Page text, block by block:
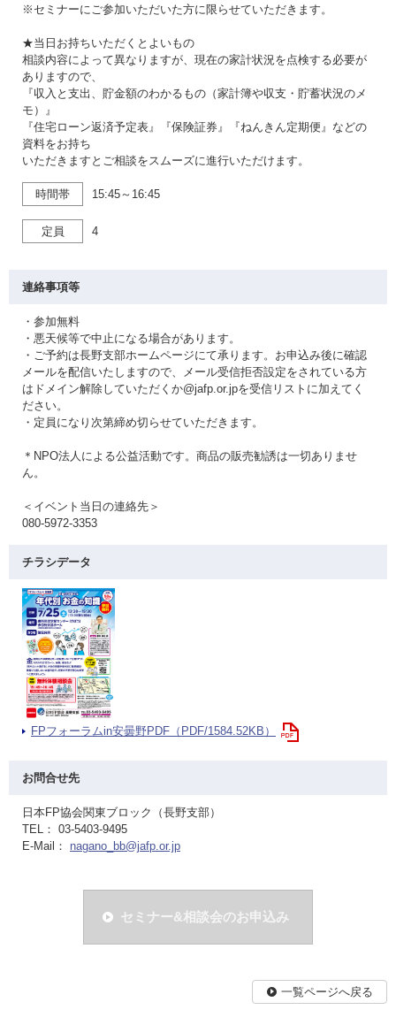
※セミナーにご参加いただいた方に限らせていただきます。
★当日お持ちいただくとよいもの
相談内容によって異なりますが、現在の家計状況を点検する必要が
ありますので、
『収入と支出、貯金額のわかるもの（家計簿や収支・貯蓄状況のメ
モ）』
『住宅ローン返済予定表』『保険証券』『ねんきん定期便』などの
資料をお持ち
いただきますとご相談をスムーズに進行いただけます。
時間帯 15:45～16:45
定員 4
連絡事項等
・参加無料
・悪天候等で中止になる場合があります。
・ご予約は長野支部ホームページにて承ります。お申込み後に確認
メールを配信いたしますので、メール受信拒否設定をされている方
はドメイン解除していただくか@jafp.or.jpを受信リストに加えてく
ださい。
・定員になり次第締め切らせていただきます。
＊NPO法人による公益活動です。商品の販売勧誘は一切ありませ
ん。
＜イベント当日の連絡先＞
080-5972-3353
チラシデータ
FPフォーラムin安曇野PDF（PDF/1584.52KB）
お問合せ先
日本FP協会関東ブロック（長野支部）
TEL： 03-5403-9495
E-Mail： nagano_bb@jafp.or.jp
セミナー&相談会のお申込み
一覧ページへ戻る